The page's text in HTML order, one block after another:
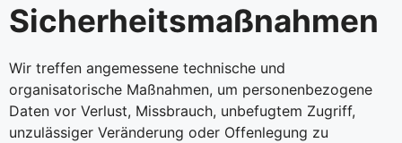
Sicherheitsmaßnahmen
Wir treffen angemessene technische und
organisatorische Maßnahmen, um personenbezogene
Daten vor Verlust, Missbrauch, unbefugtem Zugriff,
unzulässiger Veränderung oder Offenlegung zu